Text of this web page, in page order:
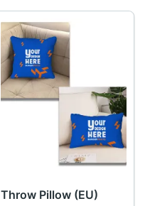
Throw Pillow (EU)